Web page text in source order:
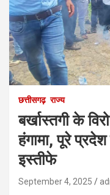
छत्तीसगढ़ राज्य
बर्खास्तगी के
हंगामा, पूरे
इस्तीफे
September 4, 2025